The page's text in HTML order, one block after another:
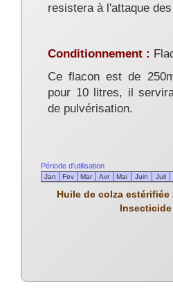
resistera à l'attaque
Conditionnement :
Ce flacon est de
pour 10 litres, il
de pulvérisation.
Huile de colza estérifiée